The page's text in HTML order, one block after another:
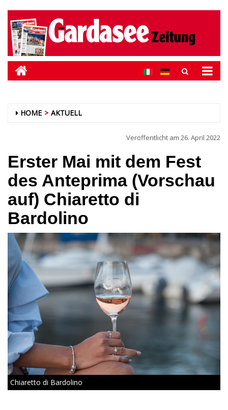
HOME AKTUELL
Veröffentlicht am 26. April 2022
Erster Mai mit dem Fest
des Anteprima (Vorschau
auf) Chiaretto di
Bardolino
Chiaretto di Bardolino